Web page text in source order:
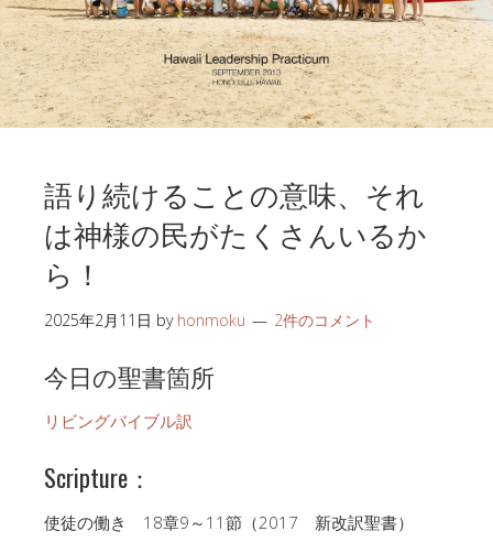
語り続けることの意味、それ
は神様の民がたくさんいるか
ら！
2025年2月11日 by honmoku 2件のコメント
今日の聖書箇所
リビングバイブル訳
Scripture：
使徒の働き 18章9～11節（2017 新改訳聖書）